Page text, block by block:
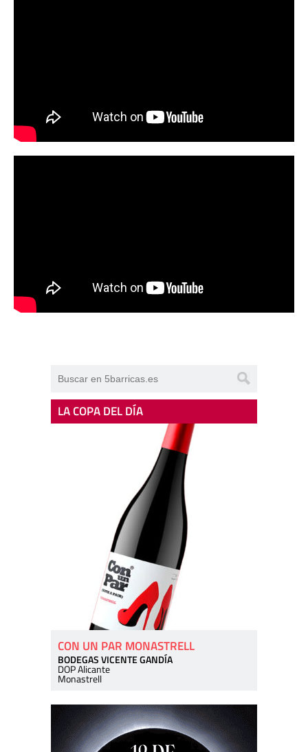
LA COPA DEL DÍA
CON UN PAR MONASTRELL
BODEGAS VICENTE GANDÍA
DOP Alicante
Monastrell